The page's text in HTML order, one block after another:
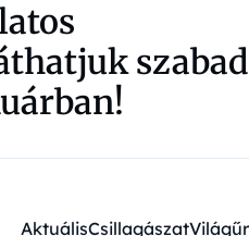
szabad
AktuálisCsillagászatVilágűr